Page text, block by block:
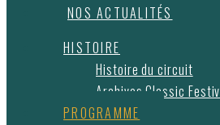
NOS ACTUALITÉS
HISTOIRE
Histoire du circuit
Archives Classic
PROGRAMME